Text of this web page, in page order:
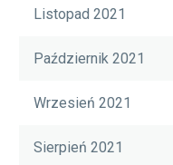
Listopad 2021
Październik 2021
Wrzesień 2021
Sierpień 2021